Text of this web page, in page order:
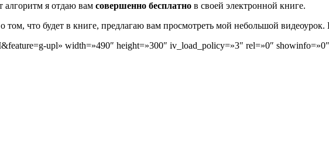
алгоритм я отдаю вам совершенно бесплатно в своей электронной книге.
что будет в книге, предлагаю вам просмотреть мой небольшой видеоурок.
upl» width=»490″ height=»300″ iv_load_policy=»3″ rel=»0″